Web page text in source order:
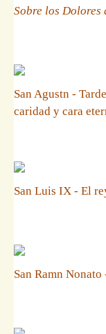
Sobre los Dolores
San Agustn -
caridad y cara
San Luis IX - El
San Ramn